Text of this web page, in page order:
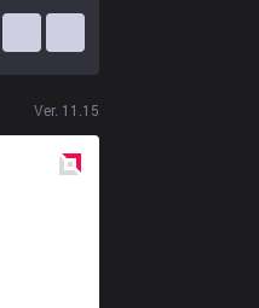
Ver. 11.15